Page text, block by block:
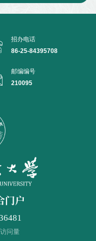
招办电话
86-25-84395708
邮编编号
210095
问量